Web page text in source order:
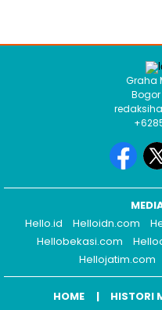
Graha
Hello.id
Helloidn.com
Hellobekasi.com
Hellojatim.com
HOME HISTORI